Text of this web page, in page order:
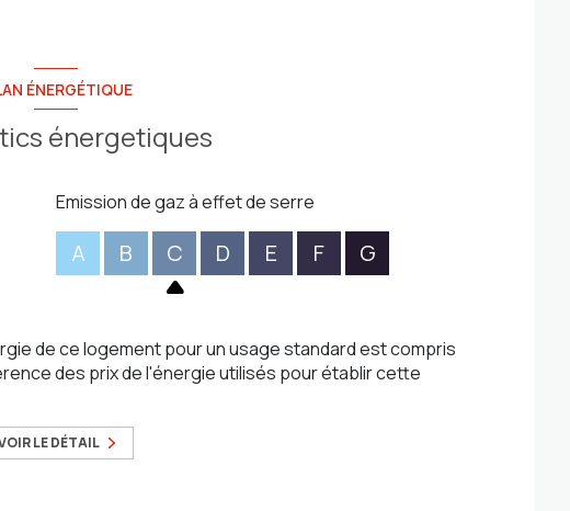
ÉNERGÉTIQUE
énergetiques
Emission de gaz à effet de serre
A B C D E F G
de ce logement pour un usage standard est compris
des prix de l'énergie utilisés pour établir cette
LE DÉTAIL